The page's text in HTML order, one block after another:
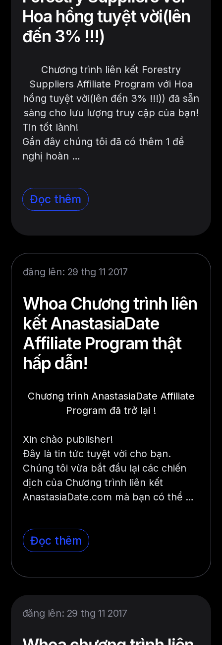
Hoa hồng tuyệt vời(lên
đến 3% !!!)
Chương trình liên kết Forestry
Suppliers Affiliate Program với Hoa
hồng tuyệt vời(lên đến 3% !!!)) đã sẵn
sàng cho lưu lượng truy cập của bạn!
Tin tốt lành!
Gần đây chúng tôi đã có thêm 1 đề
nghị hoàn …
Đọc thêm
đăng lên: 29 thg 11 2017
Whoa Chương trình liên
kết AnastasiaDate
Affiliate Program thật
hấp dẫn!
Chương trình AnastasiaDate Affiliate
Program đã trở lại !
Xin chào publisher!
Đây là tin tức tuyệt vời cho bạn.
Chúng tôi vừa bắt đầu lại các chiến
dịch của Chương trình liên kết
AnastasiaDate.com mà bạn có thể …
Đọc thêm
đăng lên: 29 thg 11 2017